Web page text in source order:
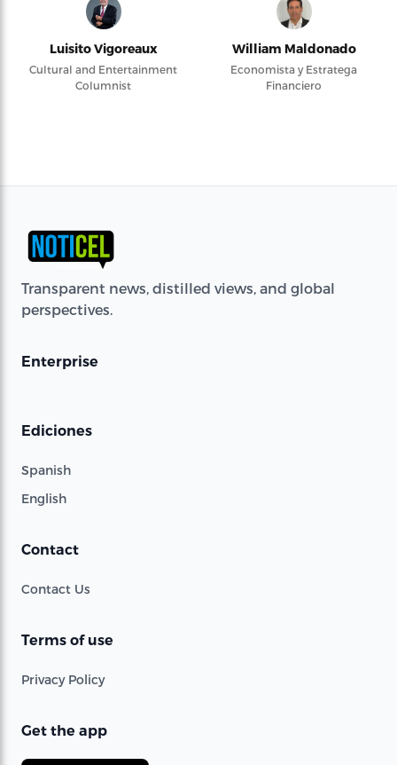
Luisito Vigoreaux
Cultural and Entertainment
Columnist
William Maldonado
Economista y Estratega
Financiero
Transparent news, distilled views, and global
perspectives.
Enterprise
Ediciones
Spanish
English
Contact
Contact Us
Terms of use
Privacy Policy
Get the app